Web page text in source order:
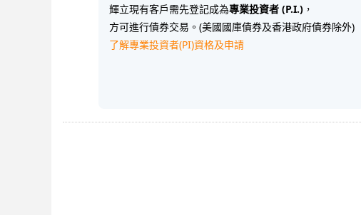
輝立現有客戶需先登記成為專業投資者 (P.I.) ，
方可進行債券交易。(美國國庫債券及香港政府債券除外)
了解專業投資者(PI)資格及申請